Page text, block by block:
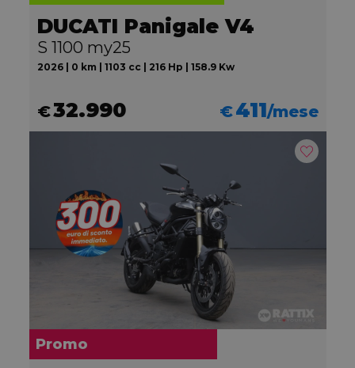
DUCATI Panigale V4
S 1100 my25
2026 | 0 km | 1103 cc | 216 Hp | 158.9 Kw
€32.990 €411/mese
Promo